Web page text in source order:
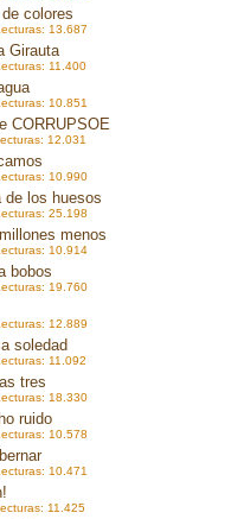
colores
13.687
Girauta
11.400
10.851
CORRUPSOE
12.031
10.990
de los huesos
25.198
menos
10.914
bobos
19.760
12.889
soledad
11.092
tres
18.330
ruido
10.578
10.471
11.425